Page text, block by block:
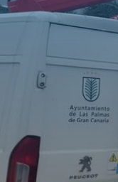
Monuments : 130 |
Travaux réalisés :
Maintenance
Maintenance
Conservation